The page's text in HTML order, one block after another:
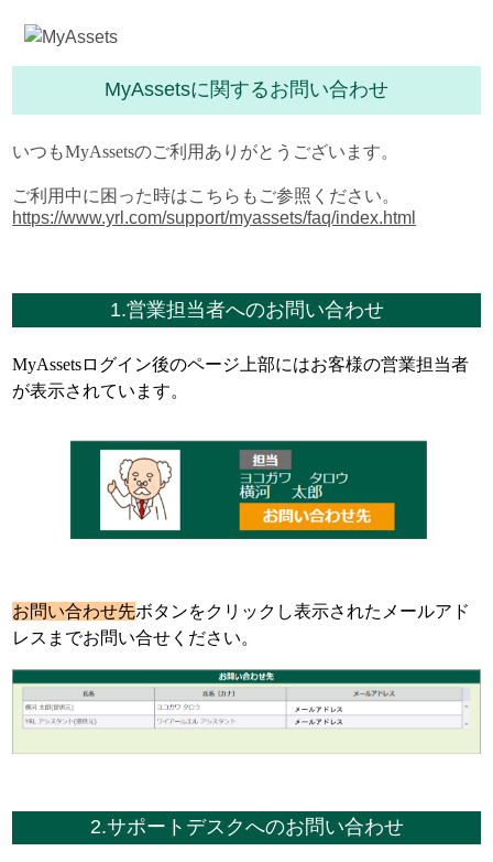
MyAssetsに関するお問い合わせ
いつもMyAssetsのご利用ありがとうございます。
ご利用中に困った時はこちらもご参照ください。
https://www.yrl.com/support/myassets/faq/index.html
1.営業担当者へのお問い合わせ
MyAssetsログイン後のページ上部にはお客様の営業担当者
が表示されています。
お問い合わせ先ボタンをクリックし表示されたメールアド
レスまでお問い合せください。
2.サポートデスクへのお問い合わせ